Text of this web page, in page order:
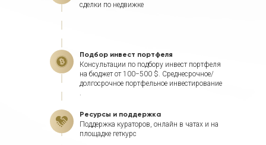
сделки по недвижке
Подбор инвест портфеля
Консультации по подбору инвест портфеля
на бюджет от 100−500 $. Среднесрочное/
долгосрочное портфельное инвестирование
.
Ресурсы и поддержка
Поддержка кураторов, онлайн в чатах и на
площадке геткурс